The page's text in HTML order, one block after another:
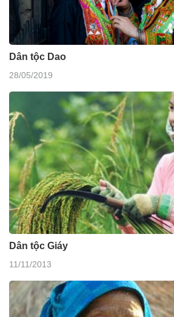
Dân tộc Dao
28/05/2019
Dân tộc Giáy
11/11/2013